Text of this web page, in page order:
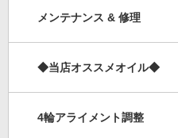
メンテナンス & 修理
◆当店オススメオイル◆
4輪アライメント調整